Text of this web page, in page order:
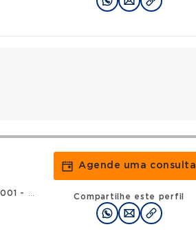
e hemoterapia
Agende uma consulta
Compartilhe este perfil